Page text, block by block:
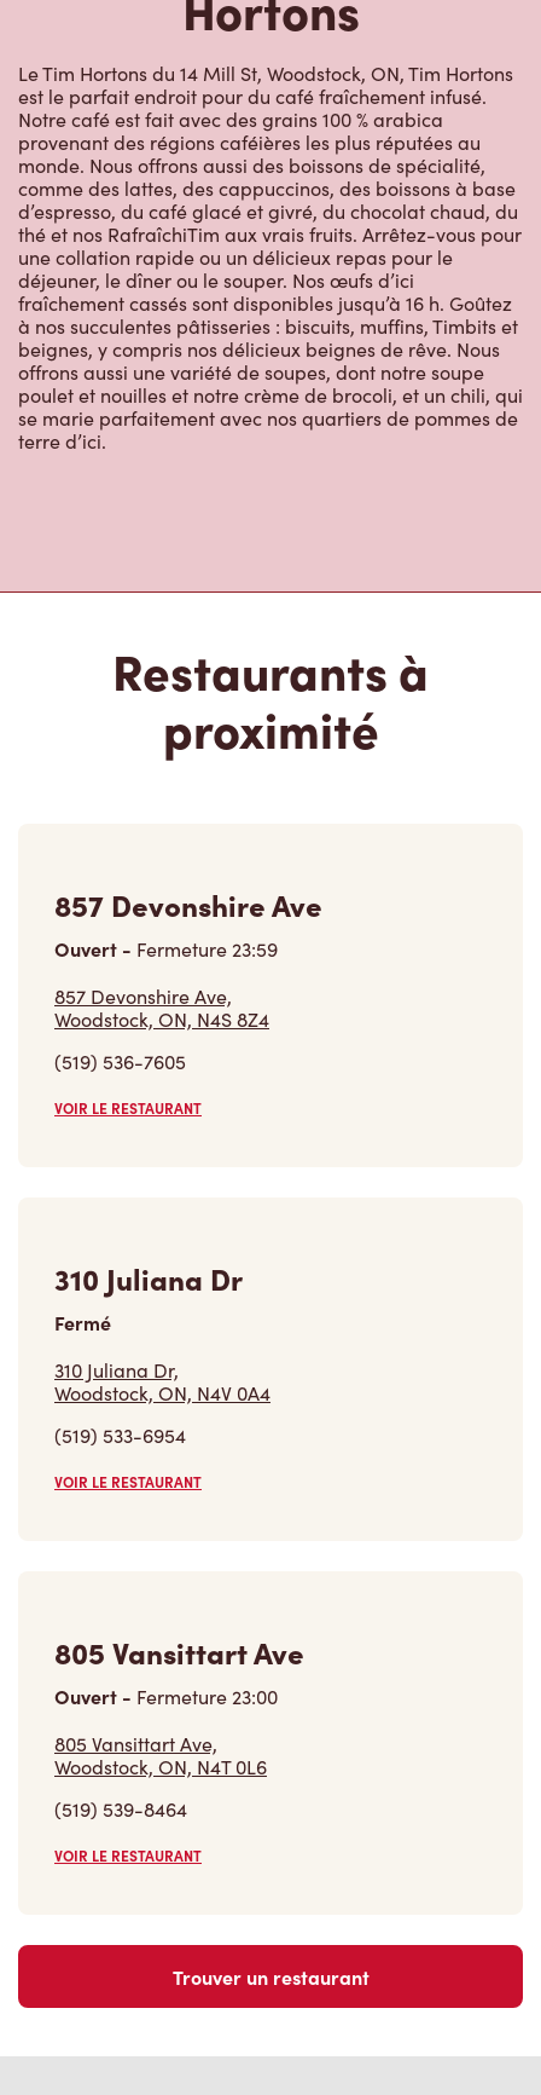
Le Tim Hortons du 14 Mill St, Woodstock, ON, Tim Hortons
est le parfait endroit pour du café fraîchement infusé.
Notre café est fait avec des grains 100 % arabica
provenant des régions caféières les plus réputées au
monde. Nous offrons aussi des boissons de spécialité,
comme des lattes, des cappuccinos, des boissons à base
d’espresso, du café glacé et givré, du chocolat chaud, du
thé et nos RafraîchiTim aux vrais fruits. Arrêtez-vous pour
une collation rapide ou un délicieux repas pour le
déjeuner, le dîner ou le souper. Nos œufs d’ici
fraîchement cassés sont disponibles jusqu’à 16 h. Goûtez
à nos succulentes pâtisseries : biscuits, muffins, Timbits et
beignes, y compris nos délicieux beignes de rêve. Nous
offrons aussi une variété de soupes, dont notre soupe
poulet et nouilles et notre crème de brocoli, et un chili, qui
se marie parfaitement avec nos quartiers de pommes de
terre d’ici.
Restaurants à
proximité
857 Devonshire Ave
Ouvert - Fermeture23:59
857 Devonshire Ave,
Woodstock, ON, N4S 8Z4
(519) 536-7605
VOIR LE RESTAURANT
310 Juliana Dr
Fermé
310 Juliana Dr,
Woodstock, ON, N4V 0A4
(519) 533-6954
VOIR LE RESTAURANT
805 Vansittart Ave
Ouvert - Fermeture23:00
805 Vansittart Ave,
Woodstock, ON, N4T 0L6
(519) 539-8464
VOIR LE RESTAURANT
Trouver un restaurant